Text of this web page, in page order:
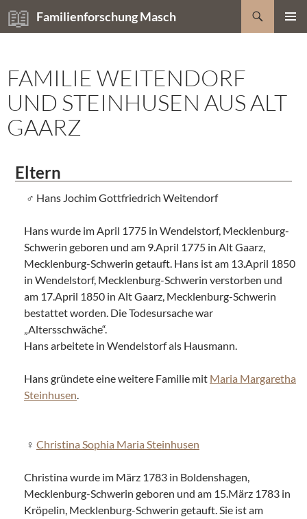
Zum
Inhalt
Familienforschung Masch
Suchen
FAMILIE WEITENDORF
UND STEINHUSEN AUS ALT
GAARZ
Eltern
Hans Jochim Gottfriedrich Weitendorf
Hans wurde im April 1775 in Wendelstorf, Mecklenburg-
Schwerin geboren und am 9.April 1775 in Alt Gaarz,
Mecklenburg-Schwerin getauft. Hans ist am 13.April 1850
in Wendelstorf, Mecklenburg-Schwerin verstorben und
am 17.April 1850 in Alt Gaarz, Mecklenburg-Schwerin
bestattet worden. Die Todesursache war
„Altersschwäche“.
Hans arbeitete in Wendelstorf als Hausmann.
Hans gründete eine weitere Familie mit Maria Margaretha
Steinhusen.
Christina Sophia Maria Steinhusen
Christina wurde im März 1783 in Boldenshagen,
Mecklenburg-Schwerin geboren und am 15.März 1783 in
Kröpelin, Mecklenburg-Schwerin getauft. Sie ist am